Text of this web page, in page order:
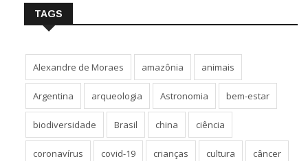
TAGS
Alexandre de Moraes amazônia animais
Argentina arqueologia Astronomia bem-estar
biodiversidade Brasil china ciência
coronavírus covid-19 crianças cultura câncer